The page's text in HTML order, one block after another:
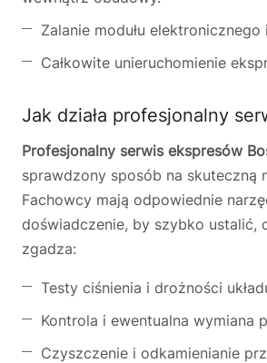
Zalanie modułu
Całkowite unieruchomienie
Jak działa profesjonalny
Profesjonalny serwis ekspresów
sprawdzony sposób na skuteczną
Fachowcy mają odpowiednie
doświadczenie, by szybko ustalić,
zgadza:
Testy ciśnienia i drożności
Kontrola i ewentualna wymiana
Czyszczenie i odkamienianie